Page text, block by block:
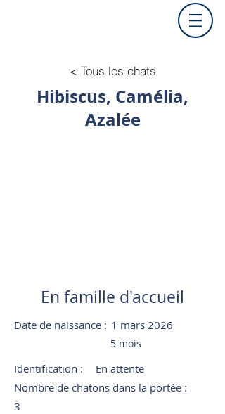
< Tous les chats
Hibiscus, Camélia,
Azalée
En famille d'accueil
Date de naissance :1 mars 2026
5 mois
Identification :
En attente
Nombre de chatons dans la portée :
3